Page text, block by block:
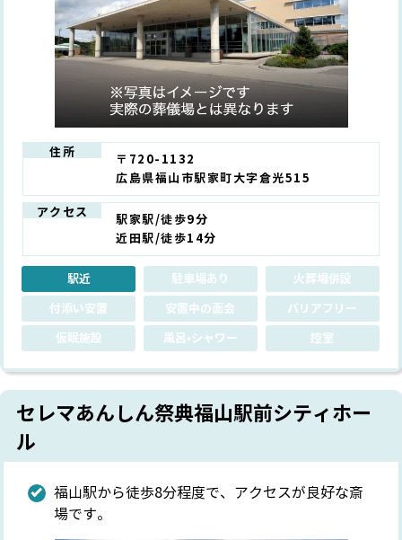
住所
〒720-1132
広島県福山市駅家町大字倉光515
アクセス
駅家駅/徒歩9分
近田駅/徒歩14分
駅近 駐車場あり
火葬場併設
付添い安置
安置中の面会
バリアフリー
仮眠施設
風呂•シャワー 控室
セレマあんしん祭典福山駅前シティホー
ル
福山駅から徒歩8分程度で、アクセスが良好な斎
場です。